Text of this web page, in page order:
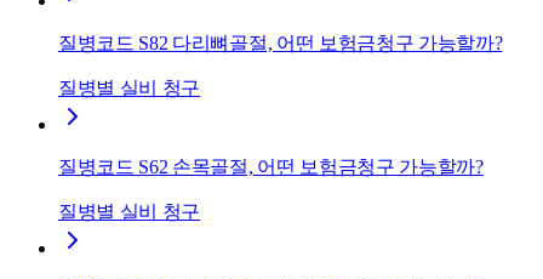
질병코드 S82 다리뼈골절, 어떤 보험금청구 가능할까?
질병별 실비 청구
질병코드 S62 손목골절, 어떤 보험금청구 가능할까?
질병별 실비 청구